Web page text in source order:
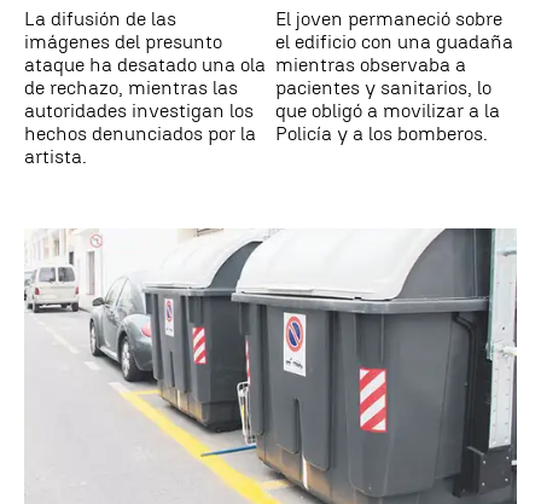
La difusión de las
imágenes del presunto
ataque ha desatado una ola
de rechazo, mientras las
autoridades investigan los
hechos denunciados por la
artista.
El joven permaneció sobre
el edificio con una guadaña
mientras observaba a
pacientes y sanitarios, lo
que obligó a movilizar a la
Policía y a los bomberos.